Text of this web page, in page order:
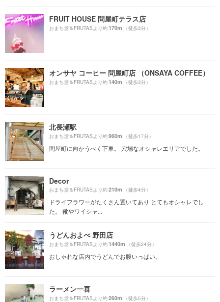
FRUIT HOUSE 問屋町テラス店
おまち堂＆FRUTASより約170m （徒歩3分）
オンサヤ コーヒー 問屋町店 （ONSAYA COFFEE）
おまち堂＆FRUTASより約140m （徒歩3分）
北長瀬駅
おまち堂＆FRUTASより約960m （徒歩17分）
問屋町に向かうべく下車。 穴場なオシャレエリアでした。
Decor
おまち堂＆FRUTASより約210m （徒歩4分）
ドライフラワーがたくさん置いてあり とてもオシャレでし
た。 靴やワイシャ...
うどんおよべ 野田店
おまち堂＆FRUTASより約1440m （徒歩24分）
おしゃれな店内でうどんでお腹いっぱい。
ラーメン一喜
おまち堂＆FRUTASより約260m （徒歩5分）